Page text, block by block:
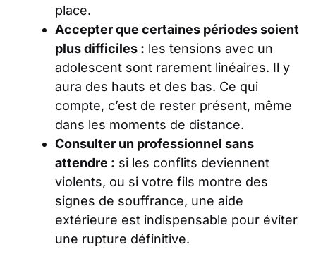
place.
Accepter que certaines périodes soient
plus difficiles : les tensions avec un
adolescent sont rarement linéaires. Il y
aura des hauts et des bas. Ce qui
compte, c’est de rester présent, même
dans les moments de distance.
Consulter un professionnel sans
attendre : si les conflits deviennent
violents, ou si votre fils montre des
signes de souffrance, une aide
extérieure est indispensable pour éviter
une rupture définitive.